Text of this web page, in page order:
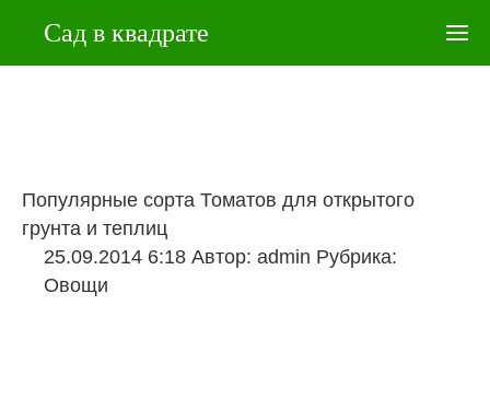
Популярные сорта Томатов для открытого
грунта и теплиц
25.09.2014 6:18 Автор: admin Рубрика:
Овощи
Сад в квадрате